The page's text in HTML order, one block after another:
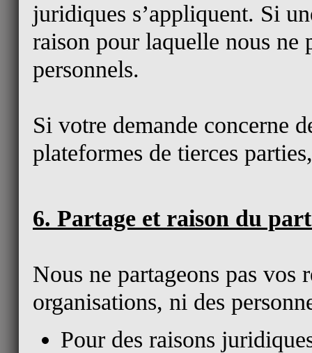
juridiques s’appliquent. Si
raison pour laquelle nous ne
personnels.
Si votre demande concerne
plateformes de tierces
6. Partage et raison du
Nous ne partageons pas vos
organisations, ni des
Pour des raisons